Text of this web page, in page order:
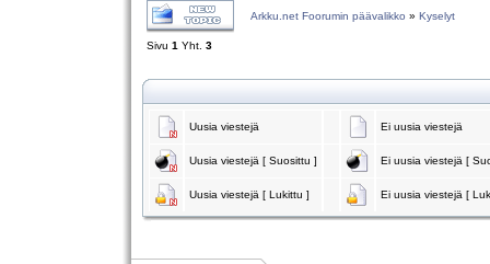
Arkku.net Foorumin päävalikko » Kyselyt
Sivu 1 Yht. 3
Uusia viestejä Ei uusia viestejä
Uusia viestejä [ Suosittu ] Ei uusia viestejä [
Uusia viestejä [ Lukittu ] Ei uusia viestejä [